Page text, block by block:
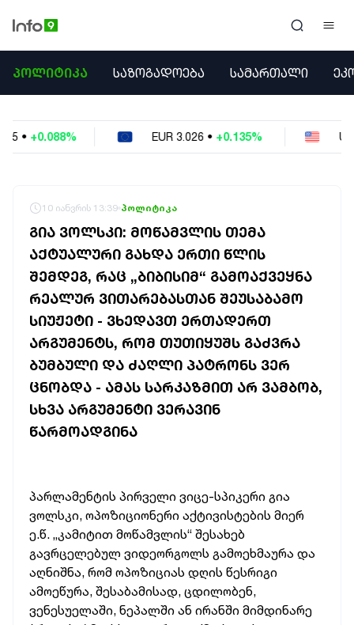
ᲞᲝᲚᲘᲢᲘᲙᲐ
ᲔᲙᲝᲜᲝᲛᲘᲙᲐ
ᲣᲪᲮᲝᲔᲗᲘ
ᲐᲛᲘᲜᲓᲘ
ᲡᲐᲛᲮᲔᲓᲠᲝ
ᲠᲔᲒᲘᲝᲜᲘ
ᲘᲜᲢᲔᲠᲕᲘᲣ
ᲑᲘᲖᲜᲔᲡᲘ
ᲞᲝᲚᲘᲢᲘᲙᲐ ᲡᲐᲖᲝᲒᲐᲓᲝᲔᲑᲐ ᲡᲐᲛᲐᲠᲗᲐᲚᲘ
EUR 3.026 +0.135% USD 2.6229 -0.038%
10 იანვრის 13:39 პოლიტიკა
ᲒᲘᲐ ᲕᲝᲚᲡᲙᲘ: ᲛᲝᲬᲐᲛᲕᲚᲘᲡ ᲗᲔᲛᲐ
ᲐᲥᲢᲣᲐᲚᲣᲠᲘ ᲒᲐᲮᲓᲐ ᲔᲠᲗᲘ ᲬᲚᲘᲡ
ᲨᲔᲛᲓᲔᲒ, ᲠᲐᲪ „ᲑᲘᲑᲘᲡᲘᲛ“ ᲒᲐᲛᲝᲐᲥᲕᲔᲧᲜᲐ
ᲠᲔᲐᲚᲣᲠ ᲕᲘᲗᲐᲠᲔᲑᲐᲡᲗᲐᲜ ᲨᲔᲣᲡᲐᲑᲐᲛᲝ
ᲡᲘᲣᲟᲔᲢᲘ - ᲕᲮᲔᲓᲐᲕᲗ ᲔᲠᲗᲐᲓᲔᲠᲗ
ᲐᲠᲒᲣᲛᲔᲜᲢᲡ, ᲠᲝᲛ ᲗᲣᲗᲘᲧᲣᲨᲡ ᲒᲐᲫᲕᲠᲐ
ᲑᲣᲛᲑᲣᲚᲘ ᲓᲐ ᲫᲐᲦᲚᲘ ᲞᲐᲢᲠᲝᲜᲡ ᲕᲔᲠ
ᲪᲜᲝᲑᲓᲐ - ᲐᲛᲐᲡ ᲡᲐᲠᲙᲐᲖᲛᲘᲗ ᲐᲠ ᲕᲐᲛᲑᲝᲑ,
ᲡᲮᲕᲐ ᲐᲠᲒᲣᲛᲔᲜᲢᲘ ᲕᲔᲠᲐᲕᲘᲜ
ᲬᲐᲠᲛᲝᲐᲓᲒᲘᲜᲐ
პარლამენტის პირველი ვიცე-სპიკერი გია
ვოლსკი, ოპოზიციონერი აქტივისტების მიერ
ე.წ. „კამიტით მოწამვლის“ შესახებ
გავრცელებულ ვიდეორგოლს გამოეხმაურა და
აღნიშნა, რომ ოპოზიციას დღის წესრიგი
ამოეწურა, შესაბამისად, ცდილობენ,
ვენესუელაში, ნეპალში ან ირანში მიმდინარე